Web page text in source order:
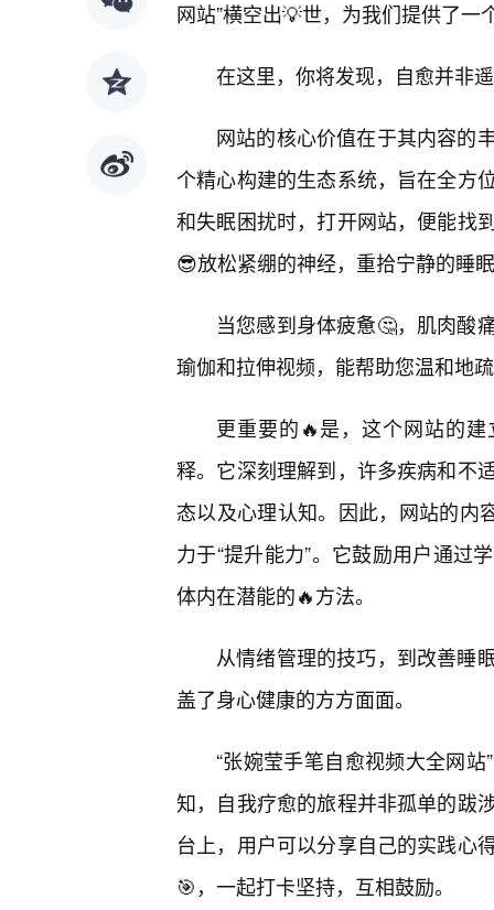
网站”横空出💡世，为我们提供了一
在这里，你将发现，自愈并非
网站的核心价值在于其内容的
个精心构建的生态系统，旨在全方
和失眠困扰时，打开网站，便能找
😎放松紧绷的神经，重拾宁静的睡
当您感到身体疲惫🤔，肌肉酸
瑜伽和拉伸视频，能帮助您温和地
更重要的🔥是，这个网站的
释。它深刻理解到，许多疾病和不
态以及心理认知。因此，网站的内
力于“提升能力”。它鼓励用户通过
体内在潜能的🔥方法。
从情绪管理的技巧，到改善睡
盖了身心健康的方方面面。
“张婉莹手笔自愈视频大全网
知，自我疗愈的旅程并非孤单的跋
台上，用户可以分享自己的实践心
🎯，一起打卡坚持，互相鼓励。